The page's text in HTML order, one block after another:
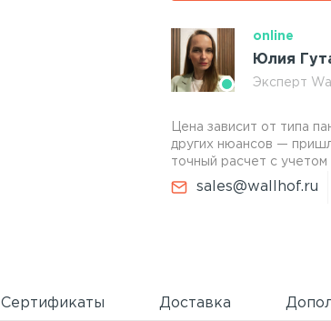
online
Юлия
Эксперт
Цена зависит от типа
других нюансов —
точный расчет с
sales@wallhof.ru
Сертификаты Доставка